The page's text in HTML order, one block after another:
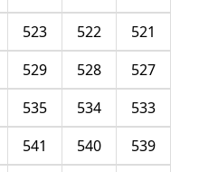
521
522
523
527
528
529
533
534
535
539
540
541